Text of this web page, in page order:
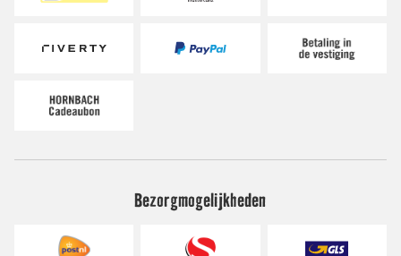
Bezorgmogelijkheden